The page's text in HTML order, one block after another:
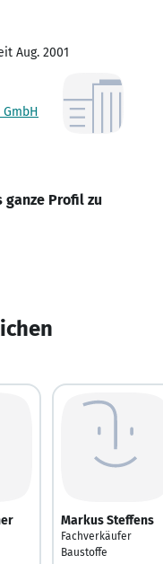
Aug. 2001
ganze Profil zu
Markus Steffens
Fachverkäufer
Baustoffe